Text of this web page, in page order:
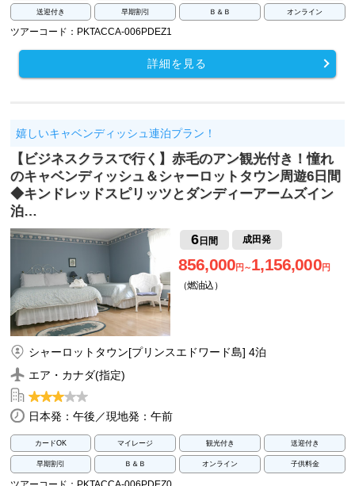
送迎付き 早期割引 Ｂ＆Ｂ オンライン
ツアーコード：PKTACCA-006PDEZ1
詳細を見る
嬉しいキャベンディッシュ連泊プラン！
【ビジネスクラスで行く】赤毛のアン観光付き！憧れ
のキャベンディッシュ＆シャーロットタウン周遊6日間
◆キンドレッドスピリッツとダンディーアームズイン
泊…
6日間 成田発
856,000円～1,156,000円
（燃油込）
シャーロットタウン[プリンスエドワード島] 4泊
エア・カナダ(指定)
日本発：午後／現地発：午前
カードOK マイレージ 観光付き 送迎付き
早期割引 Ｂ＆Ｂ オンライン 子供料金